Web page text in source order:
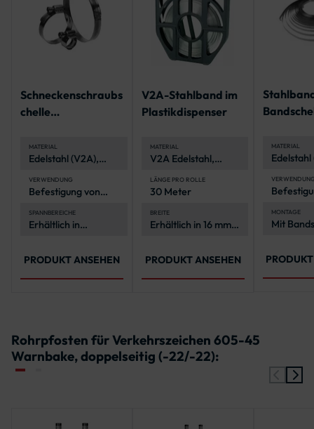
Schneckenschraubs
chelle
160 mm
MATERIAL
Edelstahl (V2A),
witterungsbeständig
VERWENDUNG
Befestigung von
anderen Elementen
an Rohrpfosten
SPANNBEREICHE
Erhältlich in
von 40-160 mm Ø
PRODUKT ANSEHEN
V2A-Stahlband im
Plastikdispenser
MATERIAL
V2A Edelstahl,
und langlebig
LÄNGE PRO ROLLE
30 Meter
BREITE
Erhältlich in 16 mm
PRODUKT ANSEHEN
MATERIAL
Edelstahl
und
MONTAGE
Mit
Rohrpfosten für Verkehrszeichen 605-45
Warnbake, doppelseitig (-22/-22):